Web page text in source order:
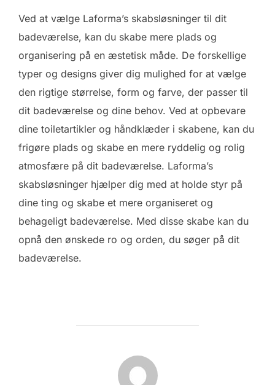
Ved at vælge Laforma’s skabsløsninger til dit
badeværelse, kan du skabe mere plads og
organisering på en æstetisk måde. De forskellige
typer og designs giver dig mulighed for at vælge
den rigtige størrelse, form og farve, der passer til
dit badeværelse og dine behov. Ved at opbevare
dine toiletartikler og håndklæder i skabene, kan du
frigøre plads og skabe en mere ryddelig og rolig
atmosfære på dit badeværelse. Laforma’s
skabsløsninger hjælper dig med at holde styr på
dine ting og skabe et mere organiseret og
behageligt badeværelse. Med disse skabe kan du
opnå den ønskede ro og orden, du søger på dit
badeværelse.
FORFATTER